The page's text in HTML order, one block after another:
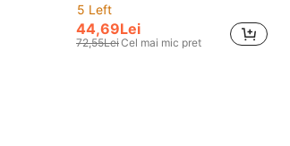
5 Left
44,69Lei
72,55LeiCel mai mic pret